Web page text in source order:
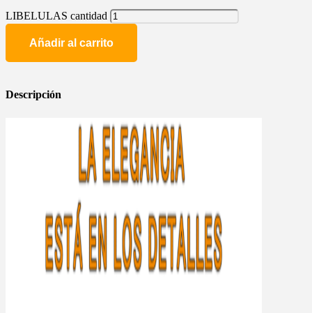
LIBELULAS cantidad
Añadir al carrito
Descripción